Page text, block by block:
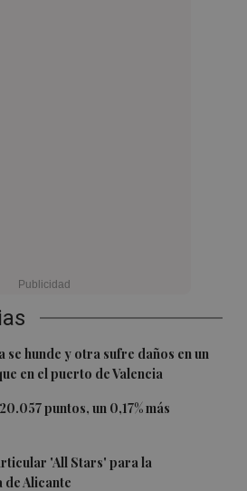
se hunde y otra sufre daños en un
en el puerto de Valencia
puntos, un 0,17% más
'All Stars' para la
Alicante